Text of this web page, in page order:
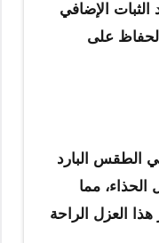
الإضافي
على
الطقس البارد
مما
العزل الراحة